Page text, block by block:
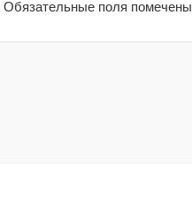
Обязательные поля помечены